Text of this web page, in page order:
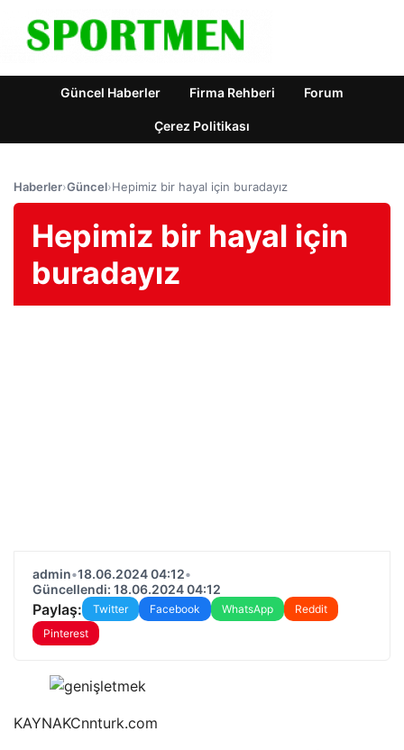
Güncel Haberler Firma Rehberi Forum
Çerez Politikası
Haberler›Güncel›Hepimiz bir hayal için buradayız
Hepimiz bir hayal için
buradayız
admin•18.06.2024 04:12•
Güncellendi: 18.06.2024 04:12
Paylaş: Twitter Facebook WhatsApp
Reddit
Pinterest
KAYNAKCnnturk.com